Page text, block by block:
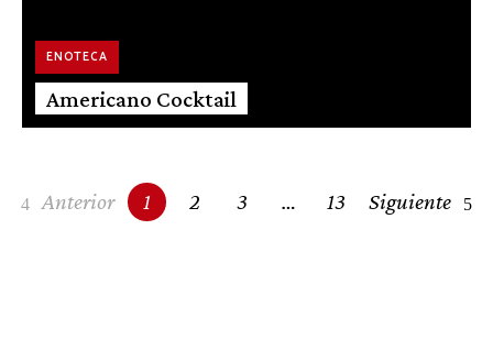
ENOTECA
Americano Cocktail
Posts
Anterior 1 2 3 … 13 Siguiente